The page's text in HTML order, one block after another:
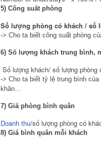
5) Công suất phòng
Số lượng phòng có khách / số
-> Cho ta biết công suất phòng
6) Số lượng khách trung bình,
Số lượng khách/ số lượng phòng
-> Cho ta biết tỷ lệ trung bình
khăn…
7) Giá phòng bình quân
Doanh thu/số lượng phòng có
8) Giá bình quân mỗi khách